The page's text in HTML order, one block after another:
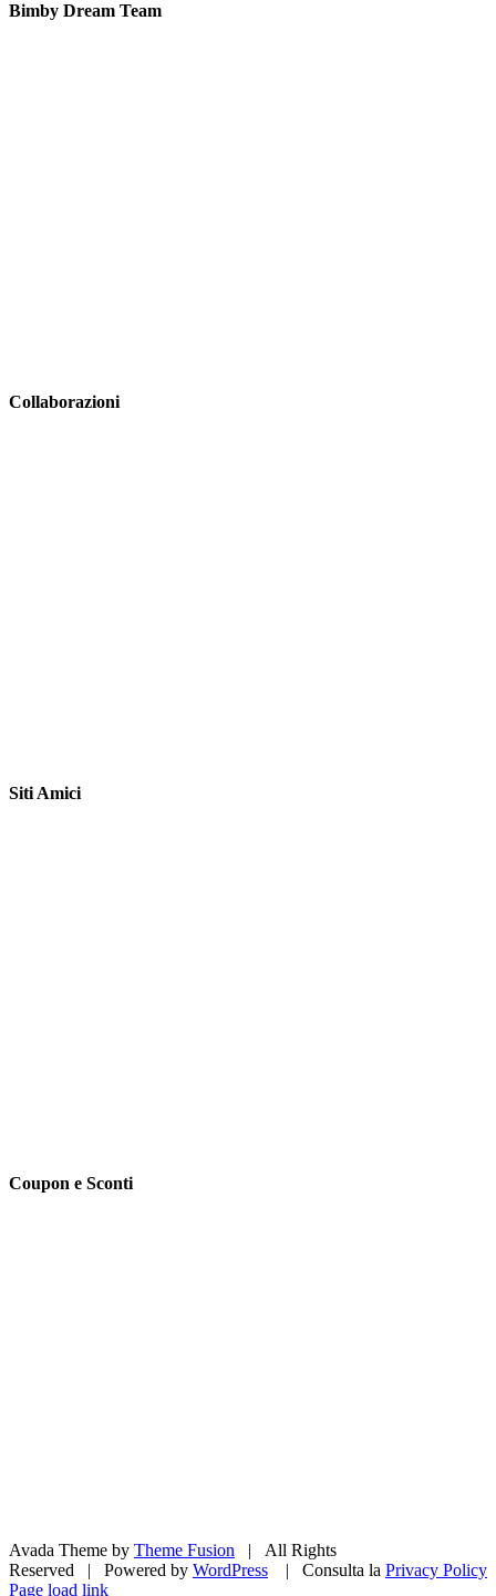
Bimby Dream Team
Collaborazioni
Siti Amici
Coupon e Sconti
Avada Theme by Theme Fusion | All Rights
Reserved | Powered by WordPress | Consulta la Privacy Policy
Facebook
X
Pinterest
Instagram
Page load link